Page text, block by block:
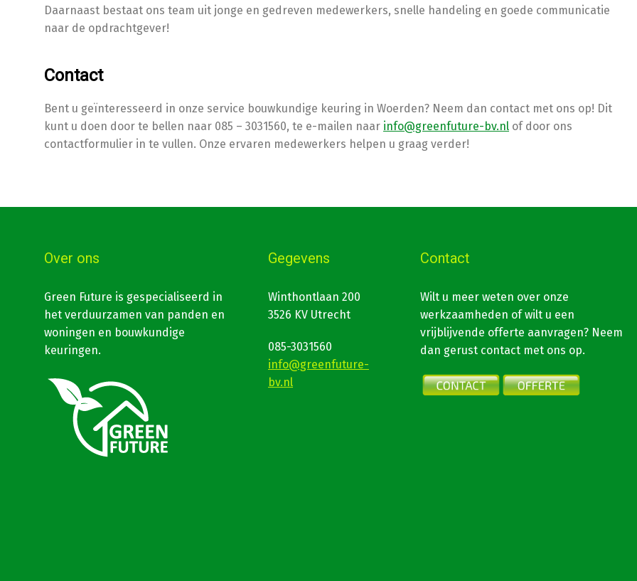
Daarnaast bestaat ons team uit jonge en gedreven medewerkers, snelle handeling en goede communicatie
naar de opdrachtgever!
Contact
Bent u geïnteresseerd in onze service bouwkundige keuring in Woerden? Neem dan contact met ons op! Dit
kunt u doen door te bellen naar 085 – 3031560, te e-mailen naar info@greenfuture-bv.nl of door ons
contactformulier in te vullen. Onze ervaren medewerkers helpen u graag verder!
Over ons
Green Future is gespecialiseerd in
het verduurzamen van panden en
woningen en bouwkundige
keuringen.
Gegevens
Winthontlaan 200
3526 KV Utrecht
085-3031560
info@greenfuture-
bv.nl
Contact
Wilt u meer weten over onze
werkzaamheden of wilt u een
vrijblijvende offerte aanvragen? Neem
dan gerust contact met ons op.